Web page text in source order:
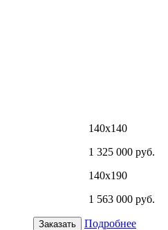
140х140
1 325 000 руб.
140х190
1 563 000 руб.
Заказать Подробнее